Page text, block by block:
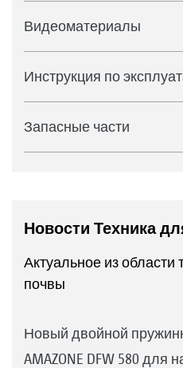
Видеоматериалы
Инструкция по
Запасные части
Новости Техника
Актуальное из области
почвы
Новый двойной
AMAZONE DFW 580 для